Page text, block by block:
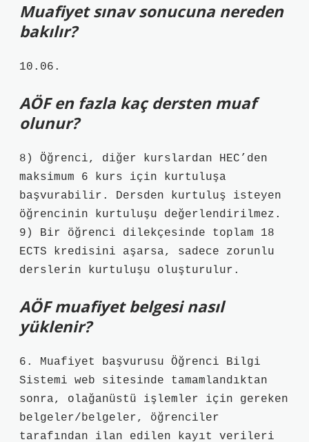
Muafiyet sınav sonucuna nereden
bakılır?
10.06.
AÖF en fazla kaç dersten muaf
olunur?
8) Öğrenci, diğer kurslardan HEC’den
maksimum 6 kurs için kurtuluşa
başvurabilir. Dersden kurtuluş isteyen
öğrencinin kurtuluşu değerlendirilmez.
9) Bir öğrenci dilekçesinde toplam 18
ECTS kredisini aşarsa, sadece zorunlu
derslerin kurtuluşu oluşturulur.
AÖF muafiyet belgesi nasıl
yüklenir?
6. Muafiyet başvurusu Öğrenci Bilgi
Sistemi web sitesinde tamamlandıktan
sonra, olağanüstü işlemler için gereken
belgeler/belgeler, öğrenciler
tarafından ilan edilen kayıt verileri